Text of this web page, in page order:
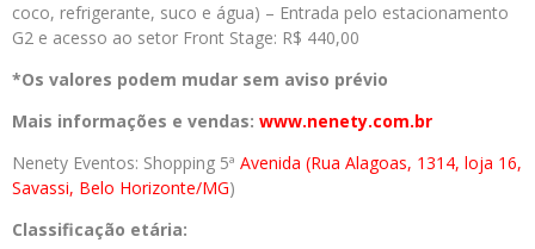
coco, refrigerante, suco e água) – Entrada pelo estacionamento
G2 e acesso ao setor Front Stage: R$ 440,00
*Os valores podem mudar sem aviso prévio
Mais informações e vendas: www.nenety.com.br
Nenety Eventos: Shopping 5ª Avenida (Rua Alagoas, 1314, loja 16,
Savassi, Belo Horizonte/MG)
Classificação etária: